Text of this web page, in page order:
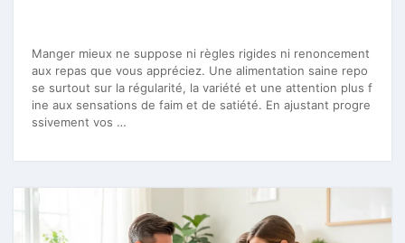
Manger mieux ne suppose ni règles rigides ni renoncement
aux repas que vous appréciez. Une alimentation saine repo
se surtout sur la régularité, la variété et une attention plus f
ine aux sensations de faim et de satiété. En ajustant progre
ssivement vos …